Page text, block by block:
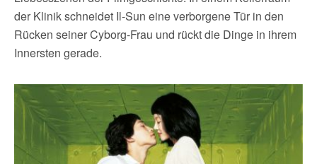
der Klinik schneidet Il-Sun eine verborgene Tür in den
Rücken seiner Cyborg-Frau und rückt die Dinge in ihrem
Innersten gerade.